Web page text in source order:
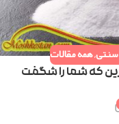
,همه مقالات
که شما را شگفت